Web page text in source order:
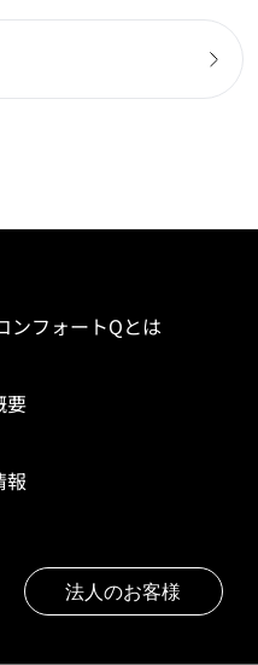
フォートQとは
要
報
法人のお客様